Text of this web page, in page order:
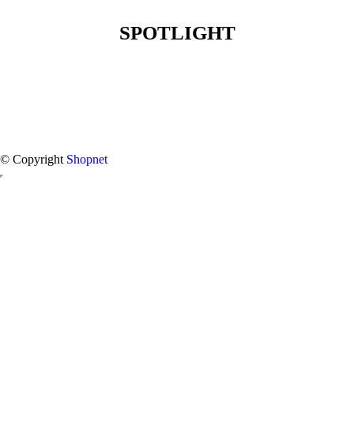
SPOTLIGHT
© Copyright Shopnet